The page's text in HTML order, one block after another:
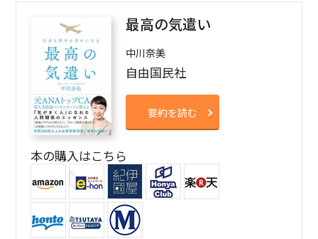
最高の気遣い
中川奈美
自由国民社
要約を読む
本の購入はこちら